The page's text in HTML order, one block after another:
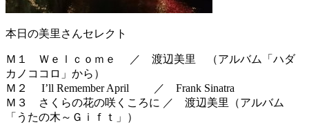
本日の美里さんセレクト
Ｍ１ Ｗｅｌｃｏｍｅ ／ 渡辺美里 （アルバム「ハダ
カノココロ」から）
Ｍ２ I’ll Remember April ／ Frank Sinatra
Ｍ３ さくらの花の咲くころに ／ 渡辺美里（アルバム
「うたの木～Ｇｉｆｔ」）